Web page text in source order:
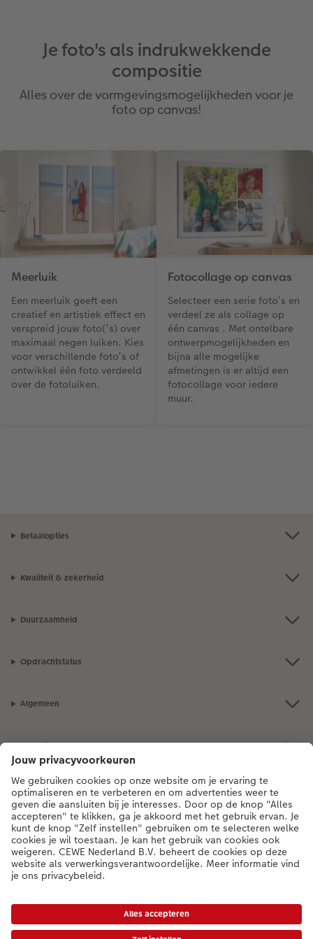
Je foto's als indrukwekkende
compositie
Alles over de vormgevingsmogelijkheden voor je
foto op canvas!
Meerluik
Een meerluik geeft een
creatief en artistiek effect en
verspreid jouw foto(’s) over
maximaal negen luiken. Kies
voor verschillende foto’s of
ontwikkel één foto verdeeld
over de fotoluiken.
Fotocollage op canvas
Selecteer een serie foto’s en
verdeel ze als collage op
één canvas . Met ontelbare
ontwerpmogelijkheden en
bijna alle mogelijke
afmetingen is er altijd een
fotocollage voor iedere
muur.
Betaalopties
Kwaliteit & zekerheid
Duurzaamheid
Opdrachtstatus
Algemeen
Assortiment
Als je een vraag hebt over een product of bestelling, bel ons dan gerust:
0318 264 005[ma - vr 9:00 tot 20:00 u | za 9:00 tot 17:00 u | zo 12:00 tot
16:00 u]
NL|BE
verwerkings- en verzendkosten.
|Algemene voorwaarden|Privacy|Toegankelijkheid